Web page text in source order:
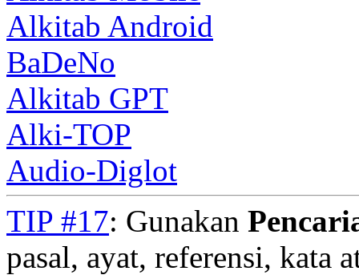
Alkitab Android
BaDeNo
Alkitab GPT
Alki-TOP
Audio-Diglot
TIP #17: Gunakan
pasal, ayat, referensi, kata